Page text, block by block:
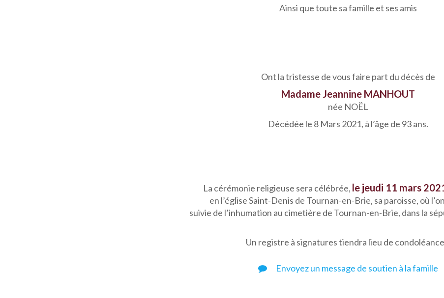
Ainsi que toute sa famille et ses amis
Ont la tristesse de vous faire part du décès de
Madame Jeannine MANHOUT
née NOËL
Décédée le 8 Mars 2021, à l’âge de 93 ans.
La cérémonie religieuse sera célébrée, le jeudi 11 mars
en l’église Saint-Denis de Tournan-en-Brie, sa paroisse, où
suivie de l’inhumation au cimetière de Tournan-en-Brie, dans la
Un registre à signatures tiendra lieu de
Envoyez un message de soutien à la famille